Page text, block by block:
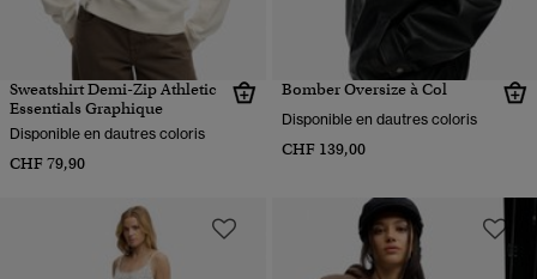
Sweatshirt Demi-Zip Athletic
Essentials Graphique
Disponible en dautres coloris
CHF 79,90
Bomber Oversize à Col
Disponible en dautres coloris
CHF 139,00